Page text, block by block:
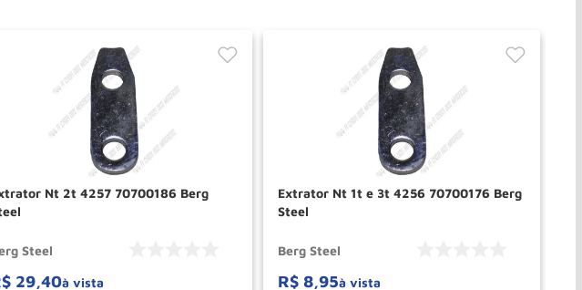
Nt 2t 4257 70700186 Berg
Steel
29,40à vista
Extrator Nt 1t e 3t 4256 70700176 Berg
Steel
Berg Steel
R$ 8,95à vista